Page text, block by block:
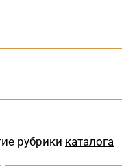
рубрики каталога